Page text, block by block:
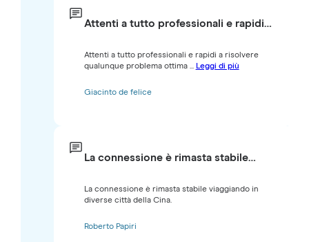
Attenti a tutto professionali e rapidi…
Attenti a tutto professionali e rapidi a risolvere
qualunque problema ottima ... Leggi di più
Giacinto de felice
La connessione è rimasta stabile…
La connessione è rimasta stabile viaggiando in
diverse città della Cina.
Roberto Papiri